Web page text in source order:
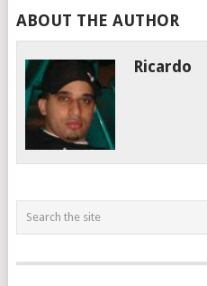
ABOUT THE AUTHOR
Ricardo